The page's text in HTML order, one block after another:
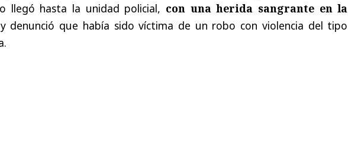
llegó hasta la unidad policial, con una herida sangrante en la
y denunció que había sido víctima de un robo con violencia del tipo